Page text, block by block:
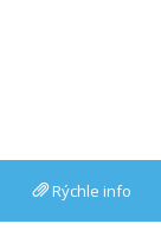
Rýchle info